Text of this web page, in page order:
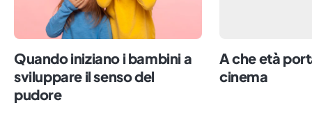
Quando iniziano i bambini a
sviluppare il senso del
pudore
A che età
cinema